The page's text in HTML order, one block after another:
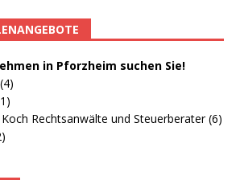
in Pforzheim suchen Sie!
Koch Rechtsanwälte und Steuerberater (6)